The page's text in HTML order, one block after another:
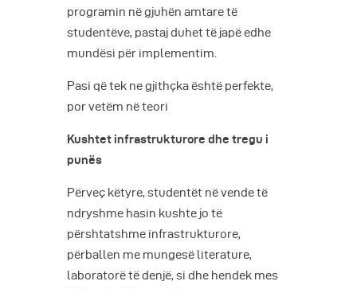
programin në gjuhën amtare të
studentëve, pastaj duhet të japë edhe
mundësi për implementim.
Pasi që tek ne gjithçka është perfekte,
por vetëm në teori
Kushtet infrastrukturore dhe tregu i
punës
Përveç këtyre, studentët në vende të
ndryshme hasin kushte jo të
përshtatshme infrastrukturore,
përballen me mungesë literature,
laboratorë të denjë, si dhe hendek mes